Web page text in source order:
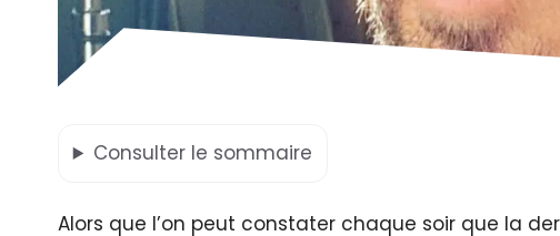
Consulter le sommaire
Alors que l’on peut constater chaque soir que la